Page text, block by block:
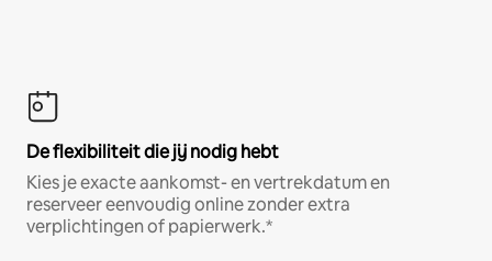
De flexibiliteit die jij nodig hebt
Kies je exacte aankomst- en vertrekdatum en
reserveer eenvoudig online zonder extra
verplichtingen of papierwerk.*